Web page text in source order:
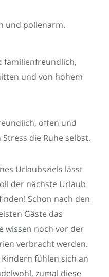
und pollenarm.
familienfreundlich,
und von hohem
offen und
die Ruhe selbst.
Urlaubsziels lässt
der nächste Urlaub
Schon nach den
Gäste das
wissen noch vor der
verbracht werden.
fühlen sich an
zumal diese